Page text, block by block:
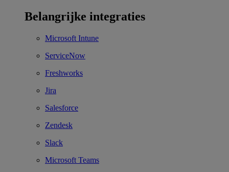
Belangrijke integraties
Microsoft Intune
ServiceNow
Freshworks
Jira
Salesforce
Zendesk
Slack
Microsoft Teams